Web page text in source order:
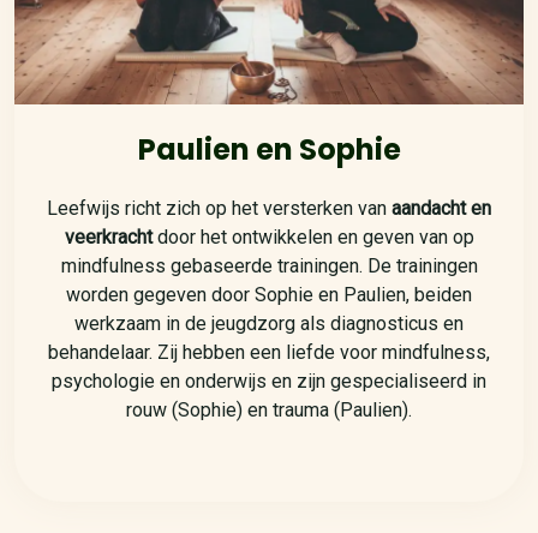
Paulien en Sophie
Leefwijs richt zich op het versterken van aandacht en
veerkrachtdoor het ontwikkelen en geven van op
mindfulness gebaseerde trainingen. De trainingen
worden gegeven door Sophie en Paulien, beiden
werkzaam in de jeugdzorg als diagnosticus en
behandelaar. Zij hebben een liefde voor mindfulness,
psychologie en onderwijs en zijn gespecialiseerd in
rouw (Sophie) en trauma (Paulien).